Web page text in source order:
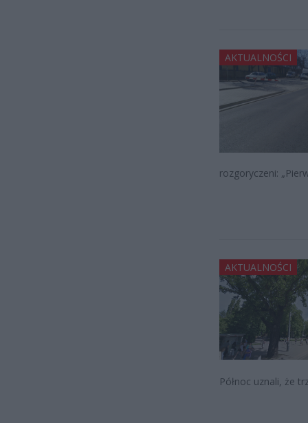
AKTUALNOŚCI
rozgoryczeni:
AKTUALNOŚCI
Północ uznali, że